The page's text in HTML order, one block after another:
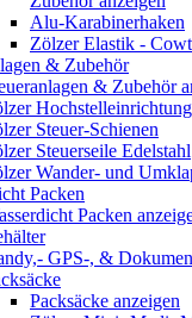
Alu-Karabinerhaken
Zölzer Elastik -
& Zubehör
& Zubehör
Steuer-Schienen
Steuerseile Edelstahl
Wander- und
Packen
Packen
GPS-, &
Packsäcke anzeigen